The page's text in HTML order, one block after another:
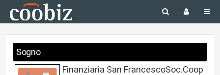
Sogno
Finanziaria San FrancescoSoc.Coop